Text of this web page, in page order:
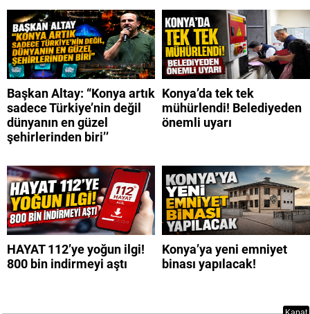
Başkan Altay: “Konya artık
sadece Türkiye’nin değil
dünyanın en güzel
şehirlerinden biri’’
Konya’da tek tek
mühürlendi! Belediyeden
önemli uyarı
HAYAT 112’ye yoğun ilgi!
800 bin indirmeyi aştı
Konya’ya yeni emniyet
binası yapılacak!